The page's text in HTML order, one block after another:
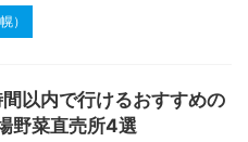
）
以内で行けるおすすめの
野菜直売所4選